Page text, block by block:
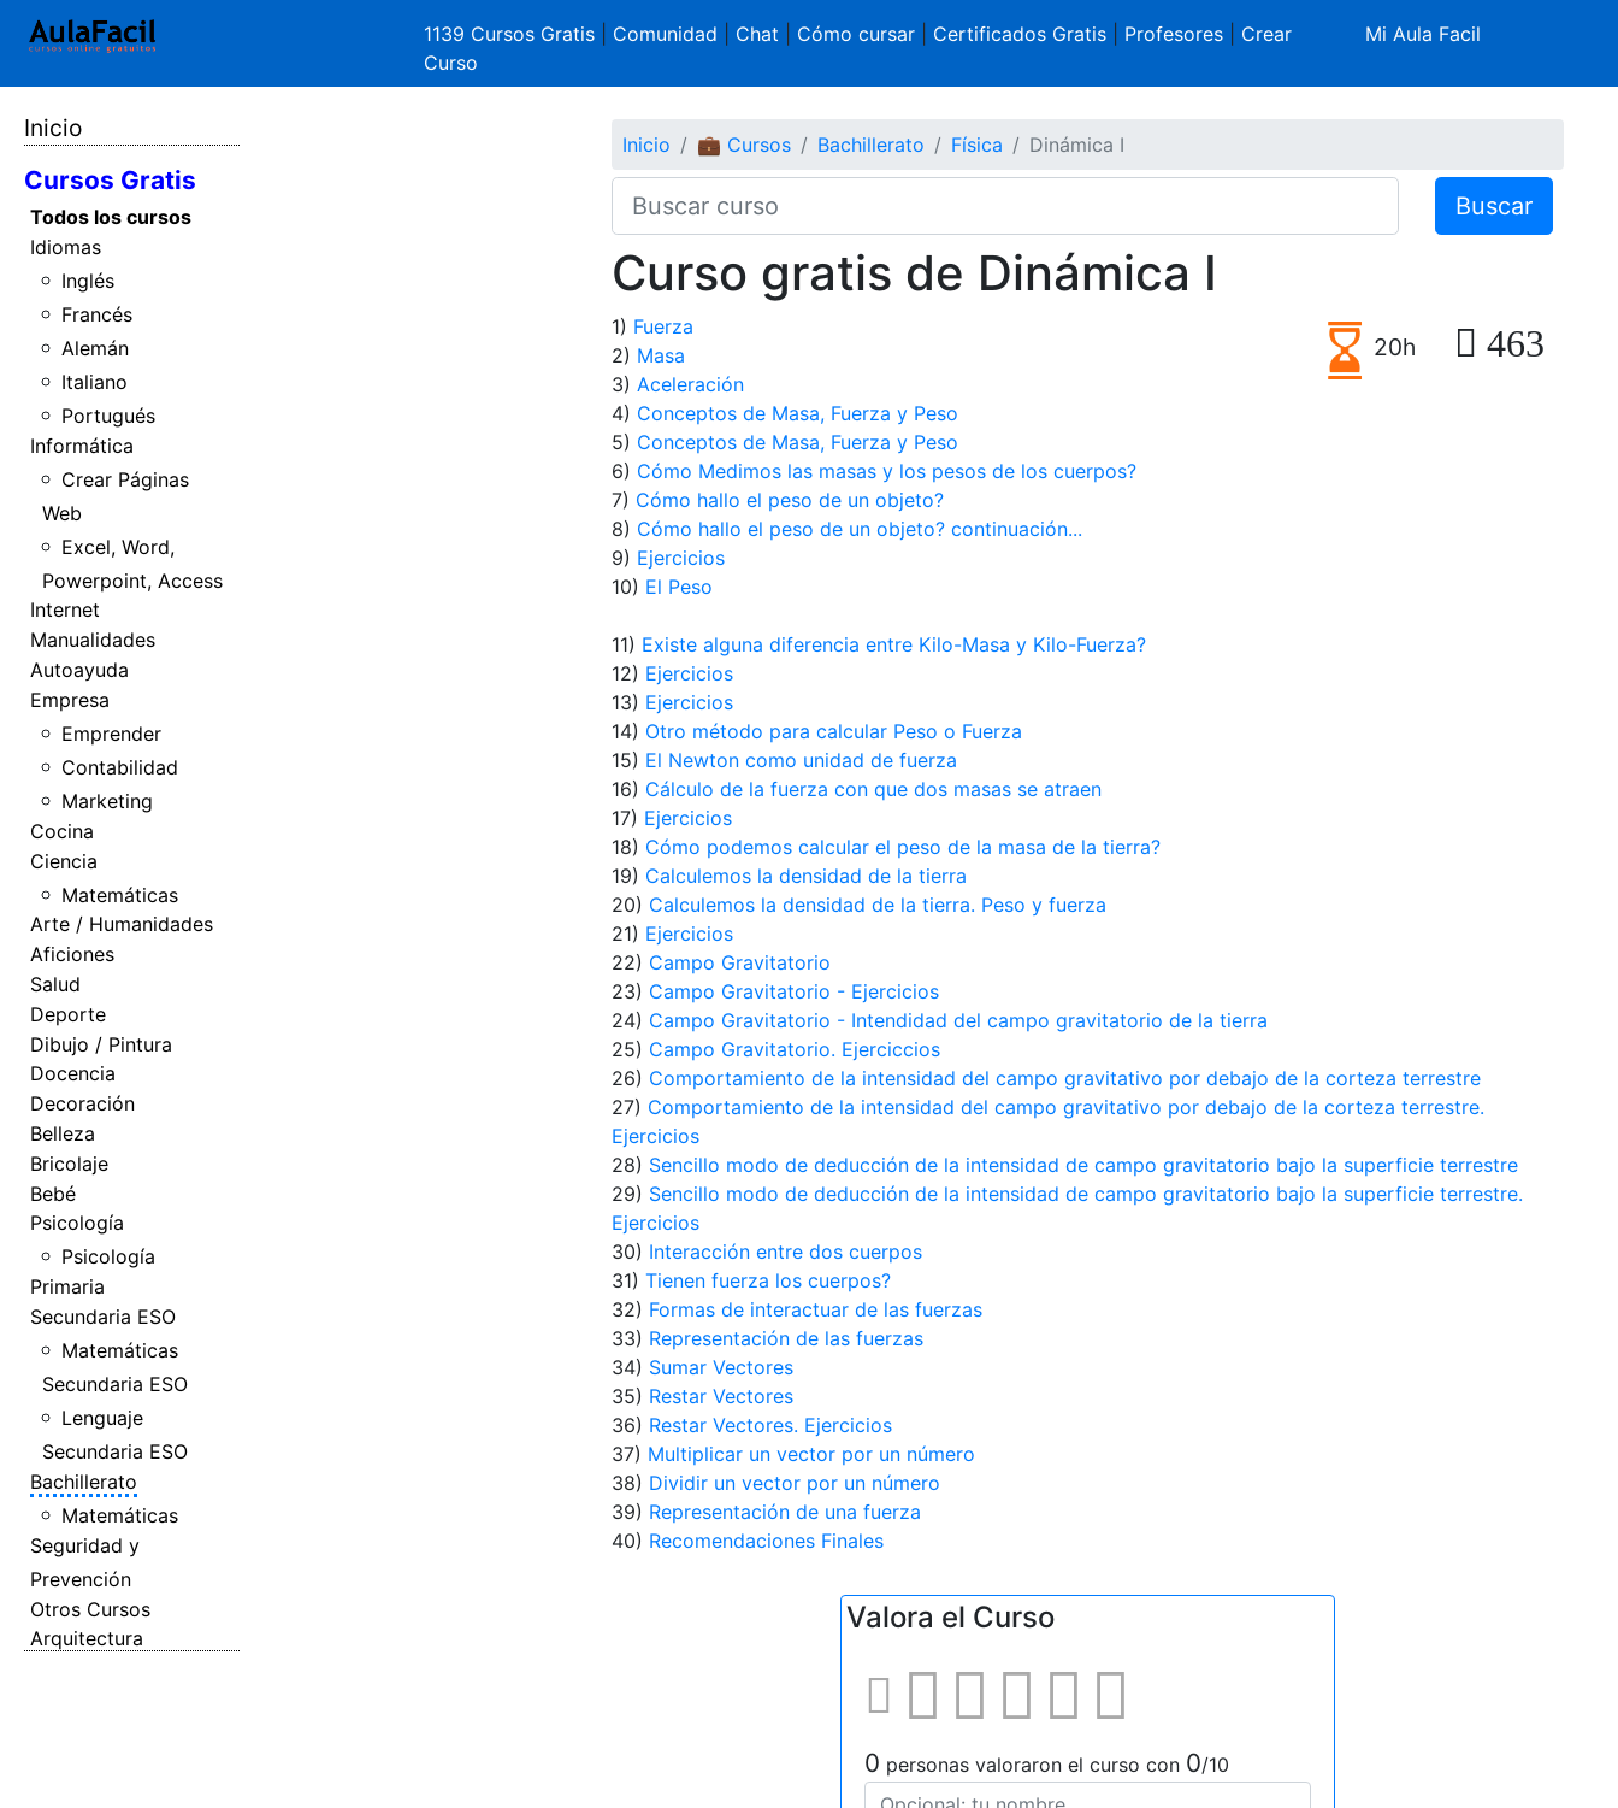
1139 Cursos Gratis Comunidad Chat Cómo cursar| Certificados Gratis| Profesores| Crear
Curso
Mi Aula Facil
Inicio
Cursos Gratis
Todos los cursos
Idiomas
Inglés
Francés
Alemán
Italiano
Portugués
Informática
Crear Páginas
Web
Excel, Word,
Powerpoint, Access
Internet
Manualidades
Autoayuda
Empresa
Emprender
Contabilidad
Marketing
Cocina
Ciencia
Matemáticas
Arte / Humanidades
Aficiones
Salud
Deporte
Dibujo / Pintura
Docencia
Decoración
Belleza
Bricolaje
Bebé
Psicología
Psicología
Primaria
Secundaria ESO
Matemáticas
Secundaria ESO
Lenguaje
Secundaria ESO
Bachillerato
Matemáticas
Seguridad y
Prevención
Otros Cursos
Arquitectura
Inicio 💼 Cursos Bachillerato Física Dinámica I
Buscar
Curso gratis de Dinámica I
20h 463
1) Fuerza
2) Masa
3) Aceleración
4) Conceptos de Masa, Fuerza y Peso
5) Conceptos de Masa, Fuerza y Peso
6) Cómo Medimos las masas y los pesos de los cuerpos?
7) Cómo hallo el peso de un objeto?
8) Cómo hallo el peso de un objeto? continuación...
9) Ejercicios
10) El Peso
11) Existe alguna diferencia entre Kilo-Masa y Kilo-Fuerza?
12) Ejercicios
13) Ejercicios
14) Otro método para calcular Peso o Fuerza
15) El Newton como unidad de fuerza
16) Cálculo de la fuerza con que dos masas se atraen
17) Ejercicios
18) Cómo podemos calcular el peso de la masa de la tierra?
19) Calculemos la densidad de la tierra
20) Calculemos la densidad de la tierra. Peso y fuerza
21) Ejercicios
22) Campo Gravitatorio
23) Campo Gravitatorio - Ejercicios
24) Campo Gravitatorio - Intendidad del campo gravitatorio de la tierra
25) Campo Gravitatorio. Ejerciccios
26) Comportamiento de la intensidad del campo gravitativo por debajo de la corteza terrestre
27) Comportamiento de la intensidad del campo gravitativo por debajo de la corteza terrestre.
Ejercicios
28) Sencillo modo de deducción de la intensidad de campo gravitatorio bajo la superficie terrestre
29) Sencillo modo de deducción de la intensidad de campo gravitatorio bajo la superficie terrestre.
Ejercicios
30) Interacción entre dos cuerpos
31) Tienen fuerza los cuerpos?
32) Formas de interactuar de las fuerzas
33) Representación de las fuerzas
34) Sumar Vectores
35) Restar Vectores
36) Restar Vectores. Ejercicios
37) Multiplicar un vector por un número
38) Dividir un vector por un número
39) Representación de una fuerza
40) Recomendaciones Finales
Valora el Curso
0 personas valoraron el curso con 0/10